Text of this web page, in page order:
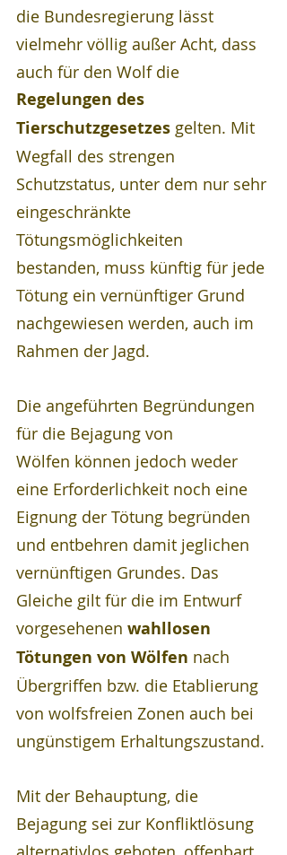
die Bundesregierung lässt
vielmehr völlig außer Acht, dass
auch für den Wolf die
Regelungen des
Tierschutzgesetzes gelten. Mit
Wegfall des strengen
Schutzstatus, unter dem nur sehr
eingeschränkte
Tötungsmöglichkeiten
bestanden, muss künftig für jede
Tötung ein vernünftiger Grund
nachgewiesen werden, auch im
Rahmen der Jagd.
Die angeführten Begründungen
für die Bejagung von
Wölfen können jedoch weder
eine Erforderlichkeit noch eine
Eignung der Tötung begründen
und entbehren damit jeglichen
vernünftigen Grundes. Das
Gleiche gilt für die im Entwurf
vorgesehenen wahllosen
Tötungen von Wölfen nach
Übergriffen bzw. die Etablierung
von wolfsfreien Zonen auch bei
ungünstigem Erhaltungszustand.
Mit der Behauptung, die
Bejagung sei zur Konfliktlösung